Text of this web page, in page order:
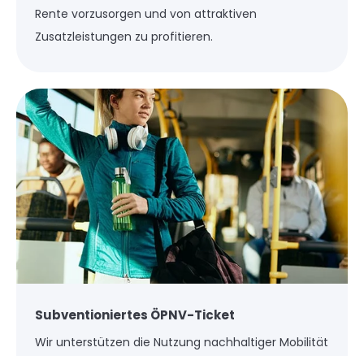
Rente vorzusorgen und von attraktiven
Zusatzleistungen zu profitieren.
Subventioniertes ÖPNV-Ticket
Wir unterstützen die Nutzung nachhaltiger Mobilität